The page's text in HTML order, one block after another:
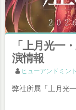
「上月光一
演情報
ヒューアンドミン
弊社所属「上月光